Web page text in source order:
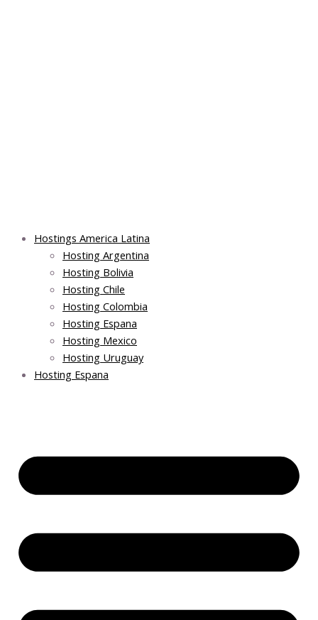
Hostings America Latina
Hosting Argentina
Hosting Bolivia
Hosting Chile
Hosting Colombia
Hosting Espana
Hosting Mexico
Hosting Uruguay
Hosting Espana